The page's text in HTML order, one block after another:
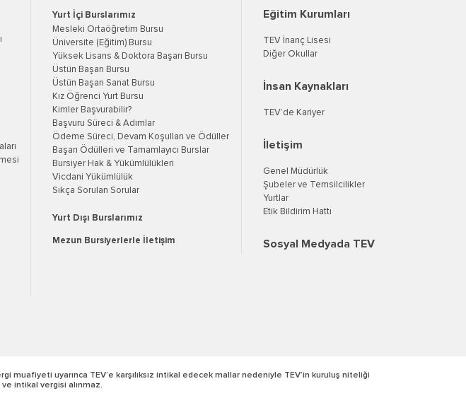
Yurt İçi Burslarımız
Mesleki Ortaöğretim Bursu
Üniversite (Eğitim) Bursu
Yüksek Lisans & Doktora Başarı Bursu
Üstün Başarı Bursu
Üstün Başarı Sanat Bursu
Kız Öğrenci Yurt Bursu
Kimler Başvurabilir?
Başvuru Süreci & Adımlar
Ödeme Süreci, Devam Koşulları ve Ödüller
Başarı Ödülleri ve Tamamlayıcı Burslar
Bursiyer Hak & Yükümlülükleri
Vicdani Yükümlülük
Sıkça Sorulan Sorular
Yurt Dışı Burslarımız
Mezun Bursiyerlerle İletişim
Eğitim Kurumları
TEV İnanç Lisesi
Diğer Okullar
İnsan Kaynakları
TEV’de Kariyer
İletişim
Genel Müdürlük
Şubeler ve Temsilcilikler
Yurtlar
Etik Bildirim Hattı
Sosyal Medyada TEV
muafiyeti uyarınca TEV’e karşılıksız intikal edecek mallar nedeniyle TEV’in kuruluş niteliği
intikal vergisi alınmaz.